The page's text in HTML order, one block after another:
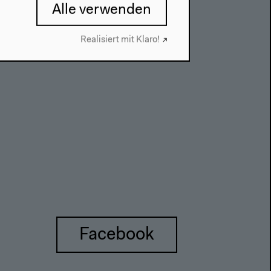
Datenschutzeinstellungen
Datenschutzerklärung
Impressum
Facebook
Alle verwenden
Realisiert mit Klaro!